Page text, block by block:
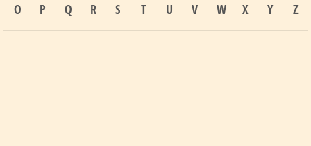
O
P Q R S T U V W X Y Z